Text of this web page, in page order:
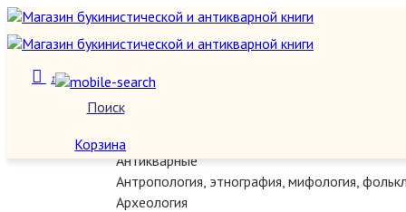
Поиск
1
КорзинаАвтографы, документы, рукописи
Антикварные
Антропология, этнография, мифология,
Археология